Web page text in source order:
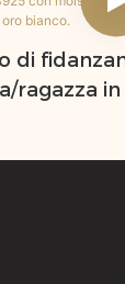
di
ragazza